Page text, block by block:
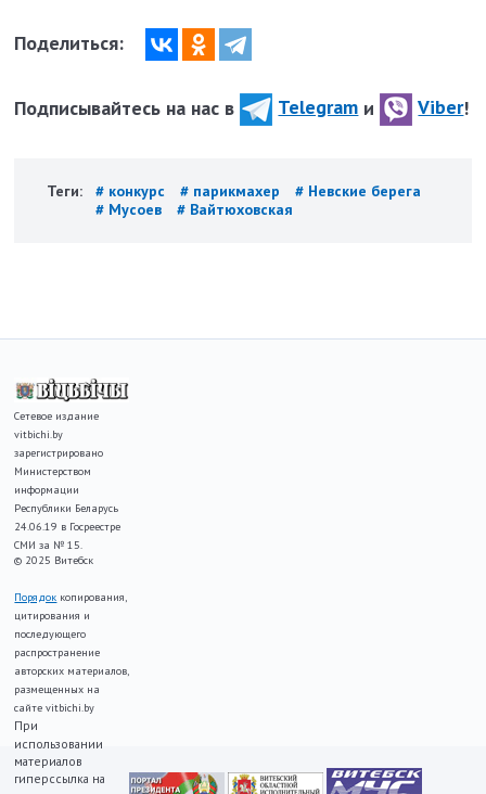
Поделиться:
Подписывайтесь на нас в Telegram и Viber!
Теги: # конкурс # парикмахер
# Невские берега
# Мусоев
# Вайтюховская
Сетевое издание
vitbichi.by
зарегистрировано
Министерством
информации
Республики Беларусь
24.06.19 в Госреестре
СМИ за № 15.
© 2025 Витебск
Порядок копирования,
цитирования и
последующего
распространение
авторских материалов,
размещенных на
сайте vitbichi.by
При
использовании
материалов
гиперссылка на